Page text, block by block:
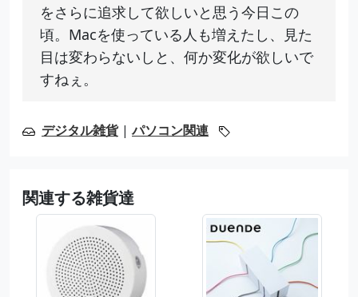
をさらに追求して欲しいと思う今日この
頃。Macを使っている人も増えたし、見た
目は変わらないしと、何か変化が欲しいで
すねぇ。
デジタル雑貨|パソコン関連
関連する雑貨達